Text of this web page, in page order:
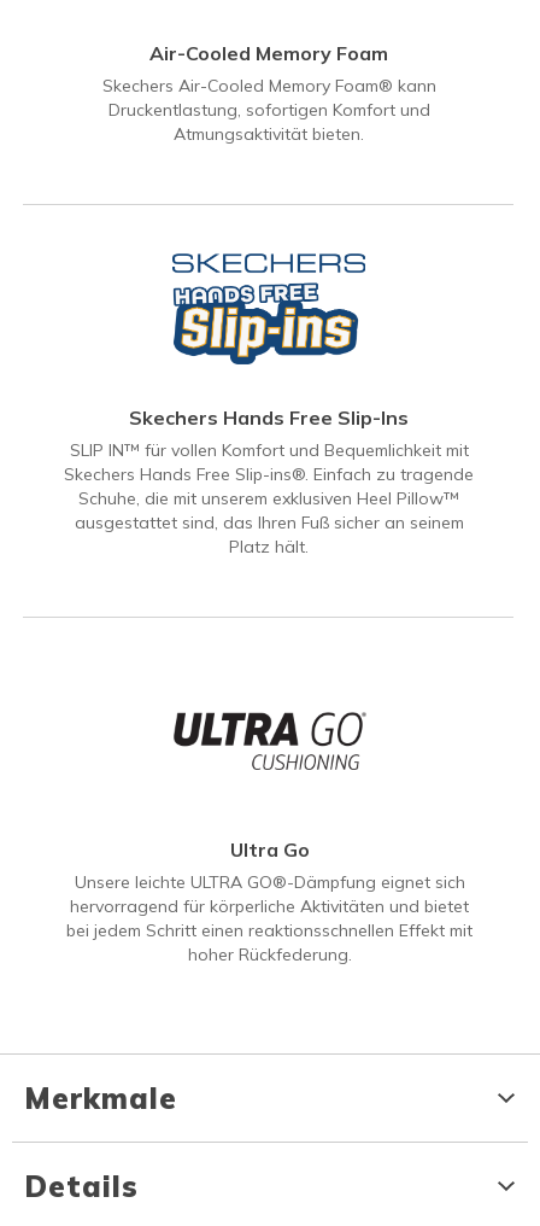
Air-Cooled Memory Foam
Skechers Air-Cooled Memory Foam® kann
Druckentlastung, sofortigen Komfort und
Atmungsaktivität bieten.
Skechers Hands Free Slip-Ins
SLIP IN™ für vollen Komfort und Bequemlichkeit mit
Skechers Hands Free Slip-ins®. Einfach zu tragende
Schuhe, die mit unserem exklusiven Heel Pillow™
ausgestattet sind, das Ihren Fuß sicher an seinem
Platz hält.
Ultra Go
Unsere leichte ULTRA GO®-Dämpfung eignet sich
hervorragend für körperliche Aktivitäten und bietet
bei jedem Schritt einen reaktionsschnellen Effekt mit
hoher Rückfederung.
Merkmale
Details